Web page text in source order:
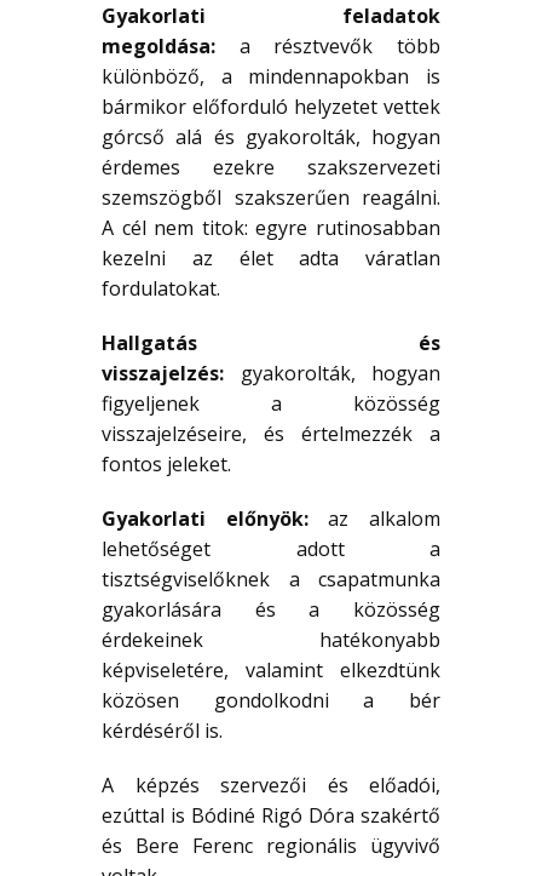
Gyakorlati feladatok
megoldása: a résztvevők több
különböző, a mindennapokban is
bármikor előforduló helyzetet vettek
górcső alá és gyakorolták, hogyan
érdemes ezekre szakszervezeti
szemszögből szakszerűen reagálni.
A cél nem titok: egyre rutinosabban
kezelni az élet adta váratlan
fordulatokat.
Hallgatás és
visszajelzés: gyakorolták, hogyan
figyeljenek a közösség
visszajelzéseire, és értelmezzék a
fontos jeleket.
Gyakorlati előnyök:az alkalom
lehetőséget adott a
tisztségviselőknek a csapatmunka
gyakorlására és a közösség
érdekeinek hatékonyabb
képviseletére, valamint elkezdtünk
közösen gondolkodni a bér
kérdéséről is.
A képzés szervezői és előadói,
ezúttal is Bódiné Rigó Dóra szakértő
és Bere Ferenc regionális ügyvivő